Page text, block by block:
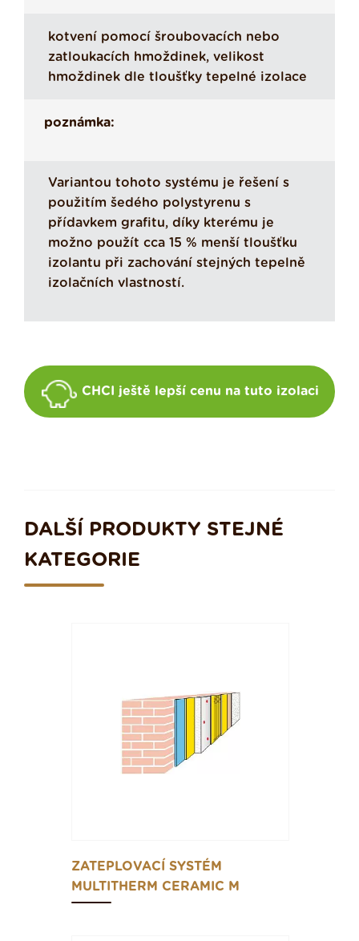
kotvení pomocí šroubovacích nebo
zatloukacích hmoždinek, velikost
hmoždinek dle tloušťky tepelné izolace
poznámka:
Variantou tohoto systému je řešení s
použitím šedého polystyrenu s
přídavkem grafitu, díky kterému je
možno použít cca 15 % menší tloušťku
izolantu při zachování stejných tepelně
izolačních vlastností.
CHCI ještě lepší cenu na tuto izolaci
DALŠÍ PRODUKTY STEJNÉ
KATEGORIE
ZATEPLOVACÍ SYSTÉM
MULTITHERM CERAMIC M